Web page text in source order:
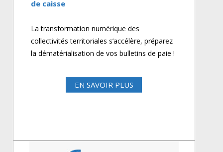
de caisse
La transformation numérique des
collectivités territoriales s’accélère, préparez
la dématérialisation de vos bulletins de paie !
EN SAVOIR PLUS